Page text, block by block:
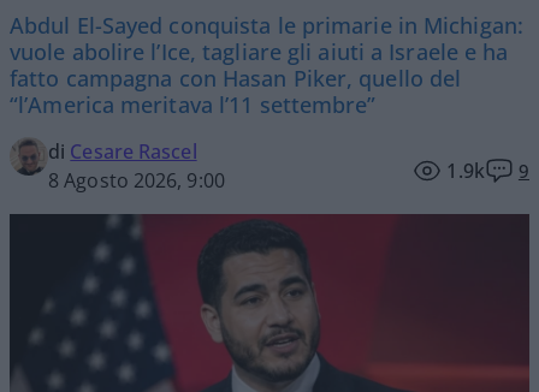
Abdul El-Sayed conquista le primarie in Michigan:
vuole abolire l’Ice, tagliare gli aiuti a Israele e ha
fatto campagna con Hasan Piker, quello del
“l’America meritava l’11 settembre”
di Cesare Rascel
8 Agosto 2026, 9:00
1.9k 9